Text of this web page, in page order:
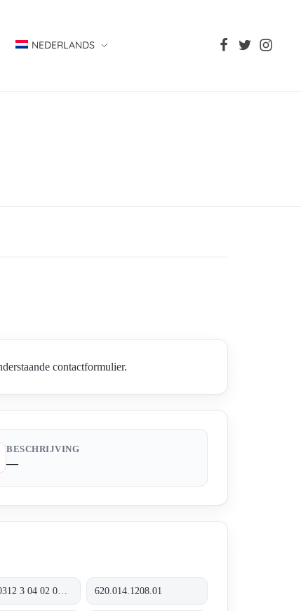
NEDERLANDS
contactformulier.
BESCHRIJVING
—
620.014.1208.01